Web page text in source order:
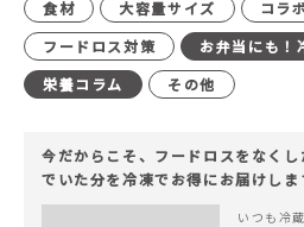
食材
大容量サイズ
コラ
フードロス対策
お弁当にも！
栄養コラム
その他
今だからこそ、フードロスをなく
でいた分を冷凍でお得にお届けしま
いつも冷